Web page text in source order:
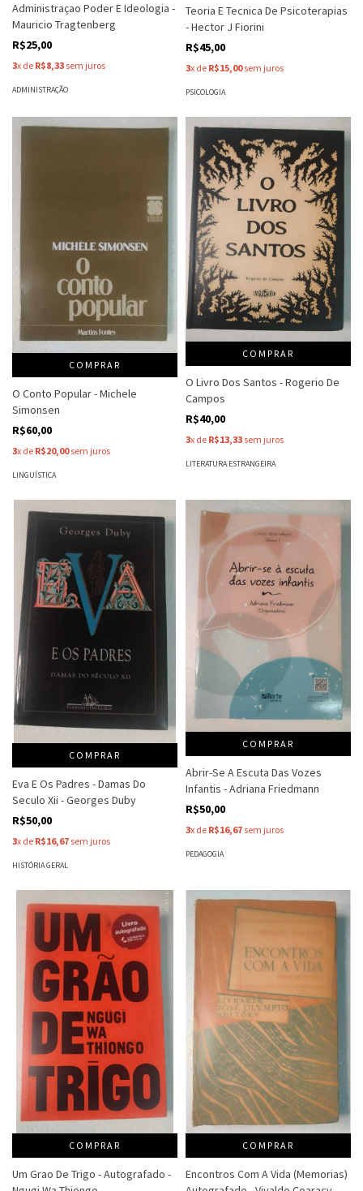
Administraçao Poder E Ideologia -
Mauricio Tragtenberg
R$25,00
3x de R$8,33 sem juros
ADMINISTRAÇÃO
Teoria E Tecnica De Psicoterapias
- Hector J Fiorini
R$45,00
3x de R$15,00sem juros
PSICOLOGIA
COMPRAR
O Conto Popular - Michele
Simonsen
R$60,00
3x de R$20,00sem juros
LINGUÍSTICA
COMPRAR
O Livro Dos Santos - Rogerio De
Campos
R$40,00
3x de R$13,33 sem juros
LITERATURA ESTRANGEIRA
COMPRAR
Eva E Os Padres - Damas Do
Seculo Xii - Georges Duby
R$50,00
3x de R$16,67 sem juros
HISTÓRIA GERAL
COMPRAR
Abrir-Se A Escuta Das Vozes
Infantis - Adriana Friedmann
R$50,00
3x de R$16,67 sem juros
PEDAGOGIA
COMPRAR
Um Grao De Trigo - Autografado -
COMPRAR
Encontros Com A Vida (Memorias)